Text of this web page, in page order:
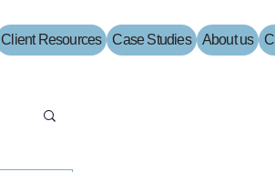
Client Resources Case Studies About us